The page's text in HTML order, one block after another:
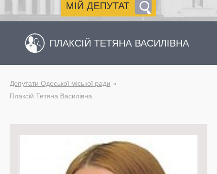
МІЙ ДЕПУТАТ
ПЛАКСІЙ ТЕТЯНА ВАСИЛІВНА
Депутати Одеської міської ради
Плаксій Тетяна Василівна